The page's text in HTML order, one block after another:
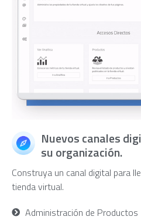
Nuevos canales
su organización.
Construya un canal digital para
tienda virtual.
Administración de Productos